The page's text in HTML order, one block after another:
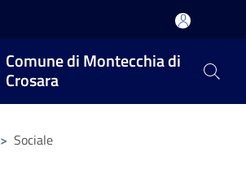
Comune di Montecchia di
Crosara
> Sociale